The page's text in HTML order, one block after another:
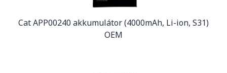
Cat APP00240 akkumulátor (4000mAh, Li-ion, S31)
OEM